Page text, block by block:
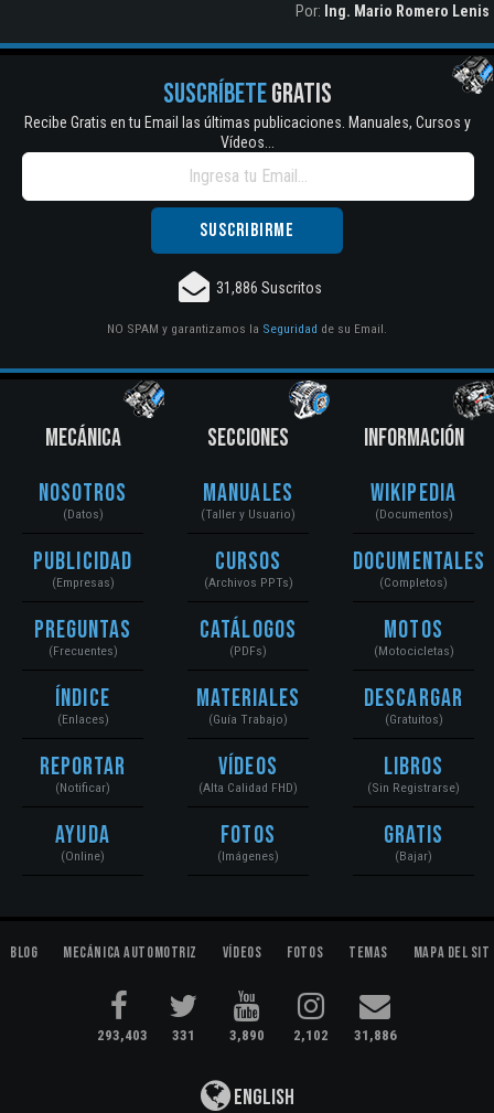
Por: Ing. Mario Romero Lenis
SUSCRÍBETEGRATIS
Recibe Gratis en tu Email las últimas publicaciones. Manuales, Cursos y
Vídeos...
31,886 Suscritos
NO SPAM y garantizamos la Seguridad de su Email.
MECÁNICA
Nosotros
(Datos)
Publicidad
(Empresas)
Preguntas
(Frecuentes)
Índice
(Enlaces)
Reportar
(Notificar)
Ayuda
(Online)
SECCIONES
Manuales
(Taller y Usuario)
Cursos
(Archivos PPTs)
Catálogos
(PDFs)
Materiales
(Guía Trabajo)
Vídeos
(Alta Calidad FHD)
Fotos
(Imágenes)
INFORMACIÓN
Wikipedia
(Documentos)
Documentales
(Completos)
Motos
(Motocicletas)
Descargar
(Gratuitos)
Libros
(Sin Registrarse)
Gratis
(Bajar)
Blog Mecánica Automotriz Vídeos Fotos Temas Mapa del
293,403 331 3,890 2,102 31,886
English